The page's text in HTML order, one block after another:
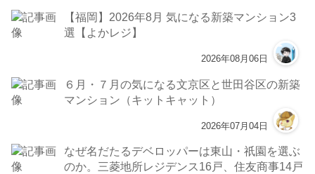
【福岡】2026年8月 気になる新築マンション3
選【よかレジ】
2026年08月06日
６月・７月の気になる文京区と世田谷区の新築
マンション（キットキャット）
2026年07月04日
なぜ名だたるデベロッパーは東山・祇園を選ぶ
のか。三菱地所レジデンス16戸、住友商事14戸